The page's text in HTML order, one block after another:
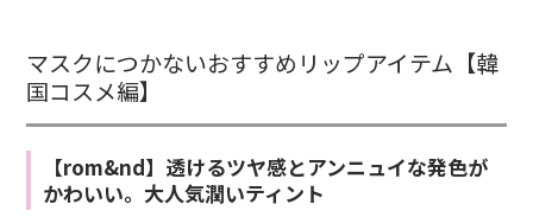
マスクにつかないおすすめリップアイテム【韓
国コスメ編】
【rom&nd】透けるツヤ感とアンニュイな発色が
かわいい。大人気潤いティント